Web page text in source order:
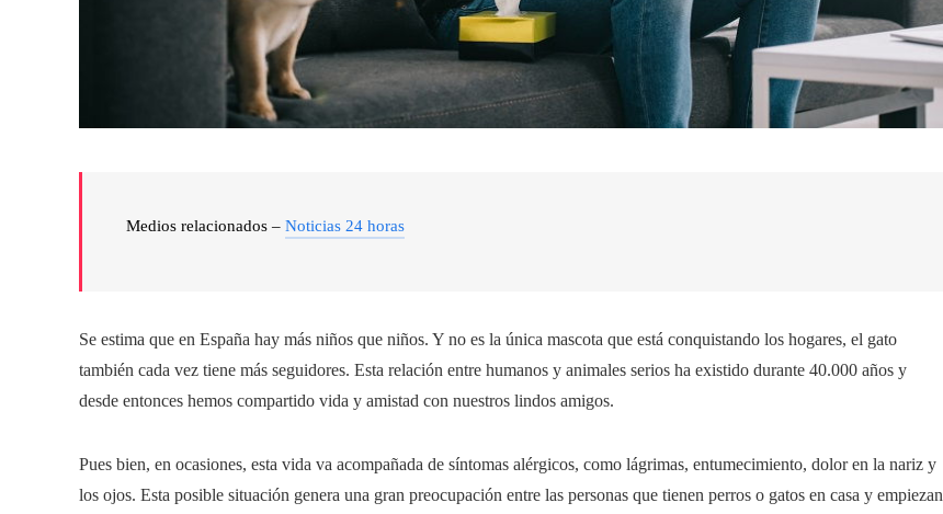
Medios relacionados – Noticias 24 horas
Se estima que en España hay más niños que niños. Y no es la única mascota que está conquistando los hogares, el gato
también cada vez tiene más seguidores. Esta relación entre humanos y animales serios ha existido durante 40.000 años y
desde entonces hemos compartido vida y amistad con nuestros lindos amigos.
Pues bien, en ocasiones, esta vida va acompañada de síntomas alérgicos, como lágrimas, entumecimiento, dolor en la nariz y
los ojos. Esta posible situación genera una gran preocupación entre las personas que tienen perros o gatos en casa y empiezan